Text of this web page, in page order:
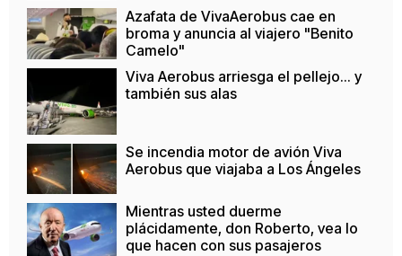
Azafata de VivaAerobus cae en
broma y anuncia al viajero "Benito
Camelo"
Viva Aerobus arriesga el pellejo... y
también sus alas
Se incendia motor de avión Viva
Aerobus que viajaba a Los Ángeles
Mientras usted duerme
plácidamente, don Roberto, vea lo
que hacen con sus pasajeros